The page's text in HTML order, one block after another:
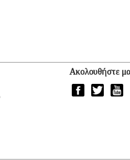
Ακολουθήστε